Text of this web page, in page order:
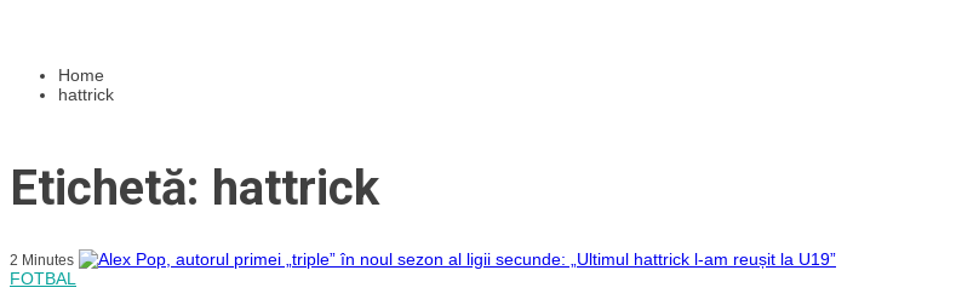
Home
hattrick
Etichetă: hattrick
2 Minutes
FOTBAL